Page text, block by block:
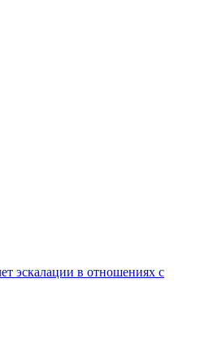
эскалации в отношениях с